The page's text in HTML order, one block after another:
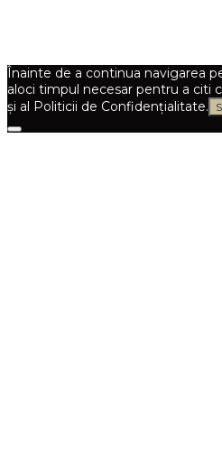
Înainte de a continua navigarea
aloci timpul necesar pentru a citi
și al Politicii de Confidențialitate.